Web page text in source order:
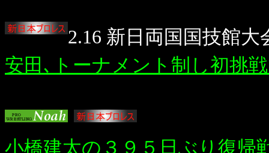
2.16 新日両国国技館大
安田､トーナメント制し初挑
小橋建太の３９５日ぶり復帰